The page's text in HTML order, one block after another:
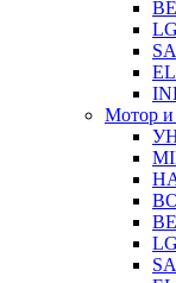
LG
Мотор и
LG